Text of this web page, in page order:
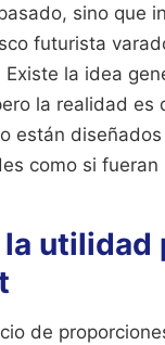
sino que
futurista
la idea
la realidad es
están
como si
utilidad
de